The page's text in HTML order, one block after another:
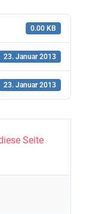
0.00 KB
23. Januar 2013
23. Januar 2013
Seite